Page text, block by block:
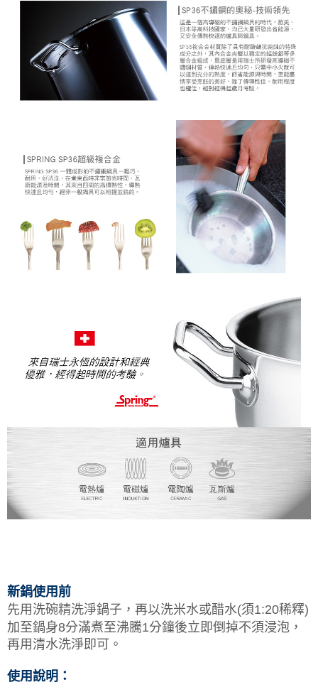
新鍋使用前
先用洗碗精洗淨鍋子，再以洗米水或醋水(須1:20稀釋)
加至鍋身8分滿煮至沸騰1分鐘後立即倒掉不須浸泡，
再用清水洗淨即可。
使用說明：